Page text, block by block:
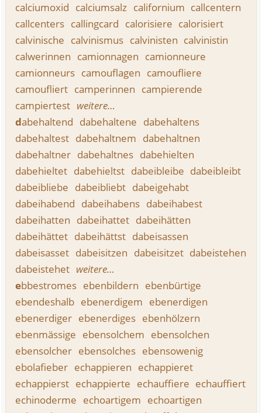
calciumoxid calciumsalz californium callcentern
callcenters callingcard calorisiere calorisiert
calvinische calvinismus calvinisten calvinistin
calwerinnen camionnagen camionneure
camionneurs camouflagen camoufliere
camoufliert camperinnen campierende
campiertest weitere…
dabehaltend dabehaltene dabehaltens
dabehaltest dabehaltnem dabehaltnen
dabehaltner dabehaltnes dabehielten
dabehieltet dabehieltst dabeibleibe dabeibleibt
dabeibliebe dabeibliebt dabeigehabt
dabeihabend dabeihabens dabeihabest
dabeihatten dabeihattet dabeihätten
dabeihättet dabeihättst dabeisassen
dabeisasset dabeisitzen dabeisitzet dabeistehen
dabeistehet weitere…
ebbestromes ebenbildern ebenbürtige
ebendeshalb ebenerdigem ebenerdigen
ebenerdiger ebenerdiges ebenhölzern
ebenmässige ebensolchem ebensolchen
ebensolcher ebensolches ebensowenig
ebolafieber echappieren echappieret
echappierst echappierte echauffiere echauffiert
echinoderme echoartigem echoartigen